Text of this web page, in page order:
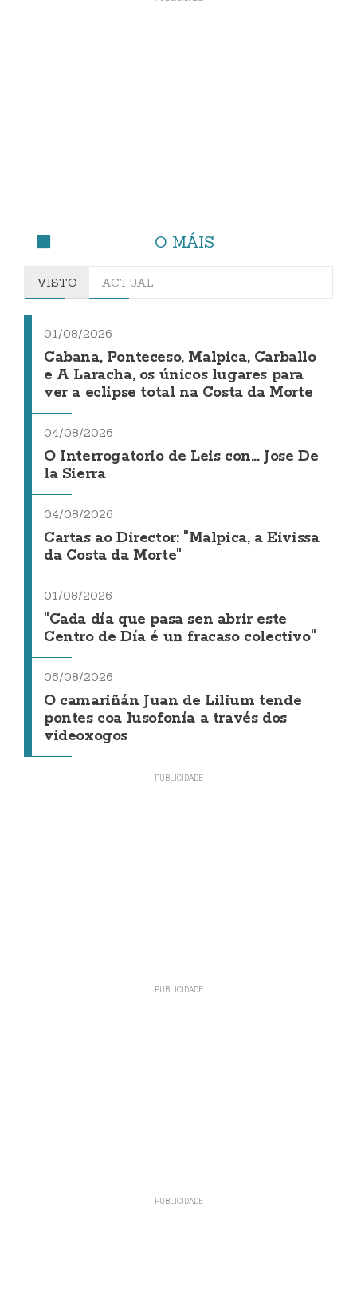
O MÁIS
VISTO ACTUAL
01/08/2026
Cabana, Ponteceso, Malpica, Carballo
e A Laracha, os únicos lugares para
ver a eclipse total na Costa da Morte
04/08/2026
O Interrogatorio de Leis con... Jose De
la Sierra
04/08/2026
Cartas ao Director: "Malpica, a Eivissa
da Costa da Morte"
01/08/2026
"Cada día que pasa sen abrir este
Centro de Día é un fracaso colectivo"
06/08/2026
O camariñán Juan de Lilium tende
pontes coa lusofonía a través dos
videoxogos